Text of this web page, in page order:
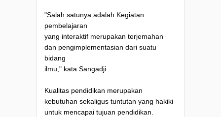
"Salah satunya adalah Kegiatan
pembelajaran
yang interaktif merupakan terjemahan
dan pengimplementasian dari suatu
bidang
ilmu," kata Sangadji
Kualitas pendidikan merupakan
kebutuhan sekaligus tuntutan yang hakiki
untuk mencapai tujuan pendidikan.